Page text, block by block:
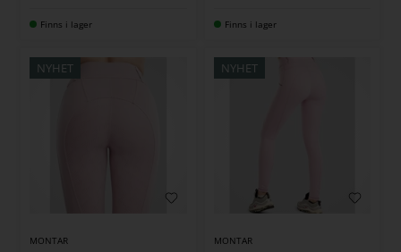
Finns i lager Finns i lager
NYHET
MONTAR
NYHET
MONTAR